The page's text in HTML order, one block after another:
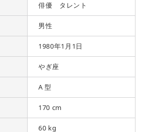
俳優 タレント
男性
1980年1月1日
やぎ座
A 型
170 cm
60 kg